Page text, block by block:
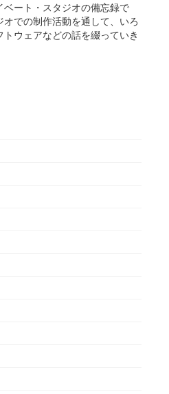
ート・スタジオの備忘録で
での制作活動を通して、いろ
ウェアなどの話を綴っていき